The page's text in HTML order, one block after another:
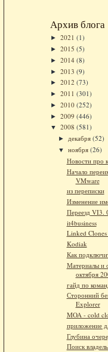
Архив блога
► 2021 (1)
► 2015 (5)
► 2014 (8)
► 2013 (9)
► 2012 (73)
► 2011 (301)
► 2010 (252)
► 2009 (446)
▼ 2008 (581)
► декабря (52)
▼ ноября (26)
Новости про
Начало
VMware
из переписки
Изменение
Переезд VI3.
it4business
Linked
Kodiak
Как
Материалы и
октября
гайд по
Сторонний
Explorer
MOA - cold
приложение
Глубина
Поиск